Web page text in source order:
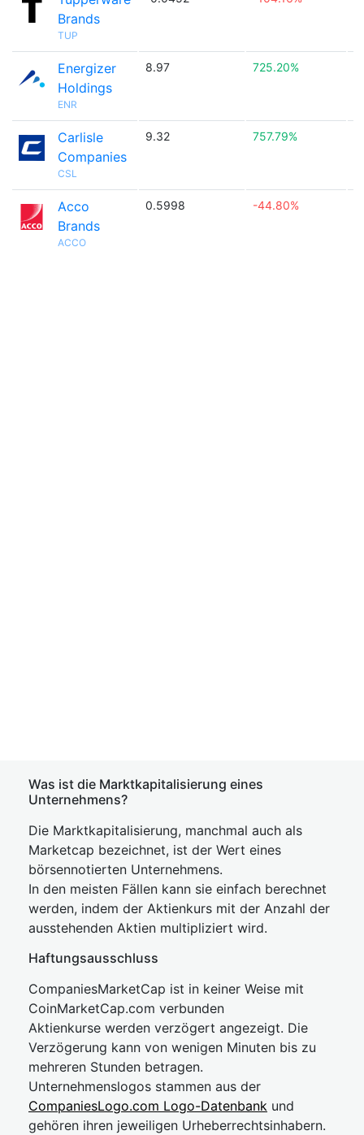
Brands
TUP
Energizer
Holdings
ENR
8.97 725.20%
Carlisle
Companies
CSL
9.32 757.79%
Acco
Brands
ACCO
0.5998 -44.80%
Was ist die Marktkapitalisierung eines
Unternehmens?
Die Marktkapitalisierung, manchmal auch als
Marketcap bezeichnet, ist der Wert eines
börsennotierten Unternehmens.
In den meisten Fällen kann sie einfach berechnet
werden, indem der Aktienkurs mit der Anzahl der
ausstehenden Aktien multipliziert wird.
Haftungsausschluss
CompaniesMarketCap ist in keiner Weise mit
CoinMarketCap.com verbunden
Aktienkurse werden verzögert angezeigt. Die
Verzögerung kann von wenigen Minuten bis zu
mehreren Stunden betragen.
Unternehmenslogos stammen aus der
CompaniesLogo.com Logo-Datenbank und
gehören ihren jeweiligen Urheberrechtsinhabern.